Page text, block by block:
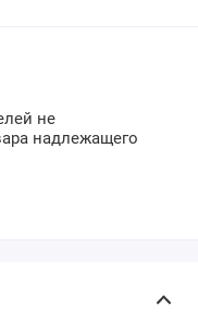
не
надлежащего